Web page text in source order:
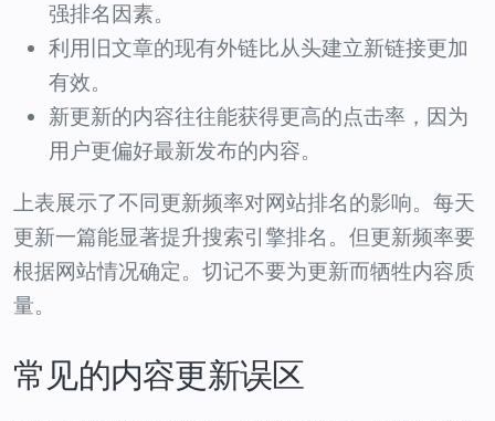
强排名因素。
利用旧文章的现有外链比从头建立新链接更加
有效。
新更新的内容往往能获得更高的点击率，因为
用户更偏好最新发布的内容。
上表展示了不同更新频率对网站排名的影响。每天
更新一篇能显著提升搜索引擎排名。但更新频率要
根据网站情况确定。切记不要为更新而牺牲内容质
量。
常见的内容更新误区